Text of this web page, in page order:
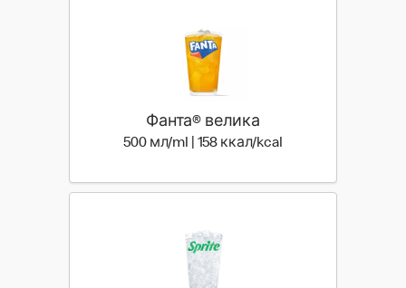
Фанта® велика
500 мл/ml | 158 ккал/kcal